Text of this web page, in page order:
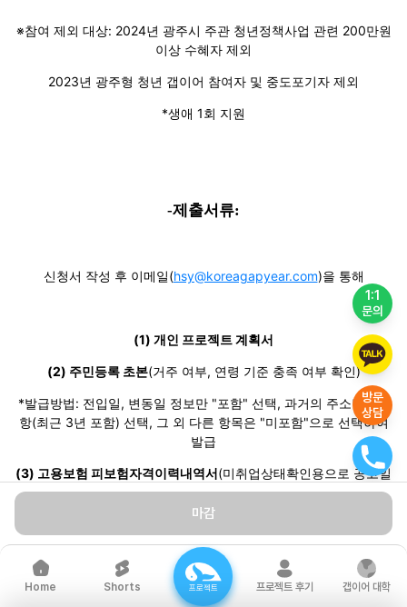
1:1
문의
방문
상담
※참여 제외 대상: 2024년 광주시 주관 청년정책사업 관련 200만원
이상 수혜자 제외
2023년 광주형 청년 갭이어 참여자 및 중도포기자 제외
*생애 1회 지원
-제출서류:
신청서 작성 후 이메일(hsy@koreagapyear.com)을 통해
(1) 개인 프로젝트 계획서
(2) 주민등록 초본(거주 여부, 연령 기준 충족 여부 확인)
*발급방법: 전입일, 변동일 정보만 "포함" 선택, 과거의 주소변동사
항(최근 3년 포함) 선택, 그 외 다른 항목은 "미포함"으로 선택하여
발급
(3) 고용보험 피보험자격이력내역서(미취업상태확인용으로 공고일
이후 퇴사자 불가)
*발급방법: 조회구분-상용, 전체이력 포함, 가입이력없는 경우에도
해당 내역이 없다는 이력내역서 첨부, 반드시 인적사항과 발급일자
가 표시되어야 함
단, 주30시간 미만 근로자는 근로계약서 제출(근로시간 및 기간 등
마감
Home Shorts 프로젝트 프로젝트 후기 갭이어 대학